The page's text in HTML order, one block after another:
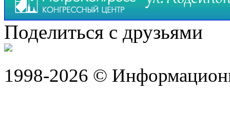
Поделиться с друзьями
1998-2026 ©